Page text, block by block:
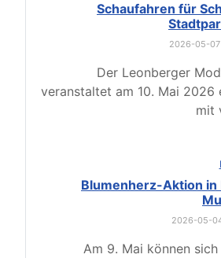
Schaufahren für
2026-05-
Der Leonberger
veranstaltet am 10. Mai 2026
mit
Blumenherz-Aktion in
2026-05-
Am 9. Mai können